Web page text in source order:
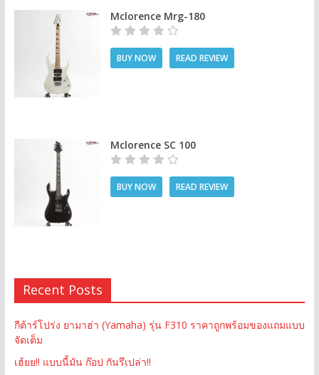
Mclorence Mrg-180
BUY NOW READ REVIEW
Mclorence SC 100
BUY NOW READ REVIEW
Recent Posts
กีต้าร์โปร่ง ยามาฮ่า (Yamaha) รุ่น F310 ราคาถูกพร้อมของแถมแบบ
จัดเต็ม
เฮ้ยย!! แบบนี้มัน ก๊อป กันรึเปล่า!!